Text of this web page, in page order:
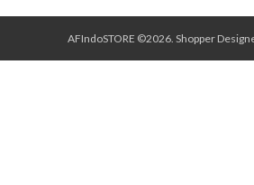
AFIndoSTORE ©2026. Shopper